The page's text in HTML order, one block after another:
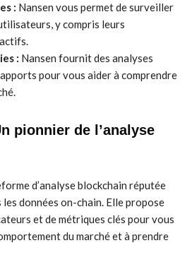
: Nansen vous permet de surveiller
y compris leurs
: Nansen fournit des analyses
pour vous aider à comprendre
pionnier de l’analyse
d’analyse blockchain réputée
données on-chain. Elle propose
et de métriques clés pour vous
du marché et à prendre